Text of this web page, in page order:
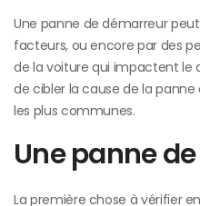
Une panne de démarreur
facteurs, ou encore par des
de la voiture qui impactent le
de cibler la cause de la
les plus communes.
Une panne
La première chose à vérifier